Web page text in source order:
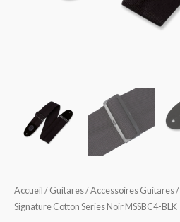
Accueil / Guitares/Accessoires Guitares/
Signature Cotton Series Noir MSSBC4-BLK